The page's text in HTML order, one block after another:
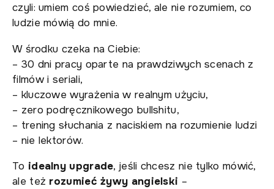
czyli: umiem coś powiedzieć, ale nie rozumiem, co
ludzie mówią do mnie.
W środku czeka na Ciebie:
– 30 dni pracy oparte na prawdziwych scenach z
filmów i seriali,
– kluczowe wyrażenia w realnym użyciu,
– zero podręcznikowego bullshitu,
– trening słuchania z naciskiem na rozumienie ludzi
– nie lektorów.
To idealny upgrade, jeśli chcesz nie tylko mówić,
ale też rozumieć żywy angielski –